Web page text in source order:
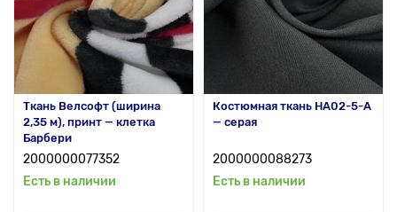
Ткань Велсофт (ширина
2,35 м), принт — клетка
Барбери
2000000077352
Есть в наличии
Костюмная ткань HA02-5-A
— серая
2000000088273
Есть в наличии